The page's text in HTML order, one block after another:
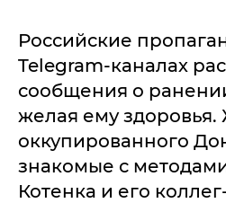
Российские
Telegram-каналах
сообщения о
желая ему
оккупированного
знакомые с
Котенка и его